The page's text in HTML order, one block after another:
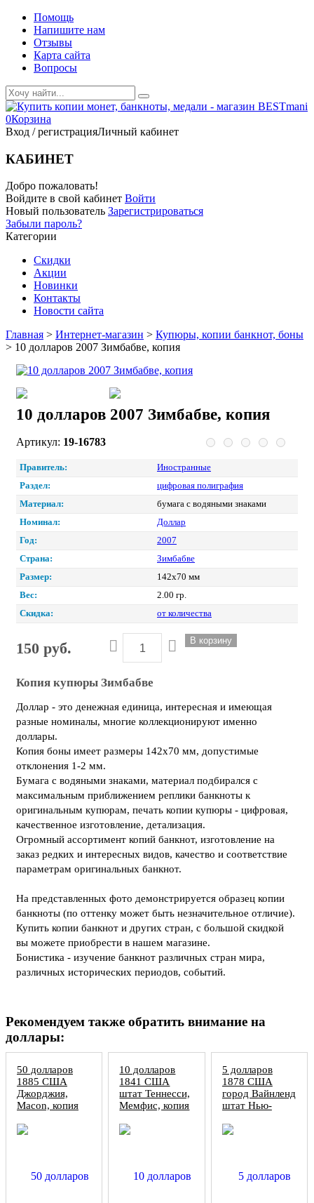
Помощь
Напишите нам
Отзывы
Карта сайта
Вопросы
0Корзина
Вход / регистрацияЛичный кабинет
КАБИНЕТ
Добро пожаловать!
Войдите в свой кабинет Войти
Новый пользователь Зарегистрироваться
Забыли пароль?
Категории
Скидки
Акции
Новинки
Контакты
Новости сайта
Главная > Интернет-магазин > Купюры, копии банкнот, боны
> 10 долларов 2007 Зимбабве, копия
10 долларов 2007 Зимбабве, копия
Артикул: 19-16783
Правитель:
Иностранные
Раздел:
цифровая полиграфия
Материал:
бумага с водяными знаками
Номинал:
Доллар
Год:
2007
Страна:
Зимбабве
Размер:
142х70 мм
Вес:
2.00 гр.
Скидка:
от количества
150 руб.
Копия купюры Зимбабве
Доллар - это денежная единица, интересная и имеющая
разные номиналы, многие коллекционируют именно
доллары.
Копия боны имеет размеры 142х70 мм, допустимые
отклонения 1-2 мм.
Бумага с водяными знаками, материал подбирался с
максимальным приближением реплики банкноты к
оригинальным купюрам, печать копии купюры - цифровая,
качественное изготовление, детализация.
Огромный ассортимент копий банкнот, изготовление на
заказ редких и интересных видов, качество и соответствие
параметрам оригинальных банкнот.
На представленных фото демонстрируется образец копии
банкноты (по оттенку может быть незначительное отличие).
Купить копии банкнот и других стран, с большой скидкой
вы можете приобрести в нашем магазине.
Бонистика - изучение банкнот различных стран мира,
различных исторических периодов, событий.
Рекомендуем также обратить внимание на
доллары:
50 долларов
1885 США
Джорджия,
Macon, копия
10 долларов
1841 США
штат Теннесси,
Мемфис, копия
5 долларов
1878 США
город Вайнленд
штат Нью-